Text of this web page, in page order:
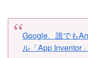
Google、誰でも
ル「App Inventor